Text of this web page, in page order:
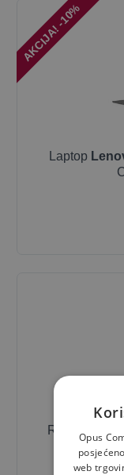
AKCIJA! -10%
Laptop
Ruksak za
Opus
web